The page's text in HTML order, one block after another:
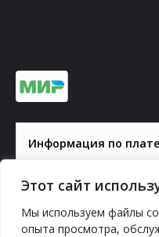
Этот сайт
Мы используем файлы
опыта просмотра,
Информация по
© 2000-